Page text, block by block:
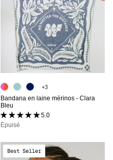
+3
Bandana en laine mérinos - Clara
Bleu
5.0 (16 avis)
Épuisé
Best Seller